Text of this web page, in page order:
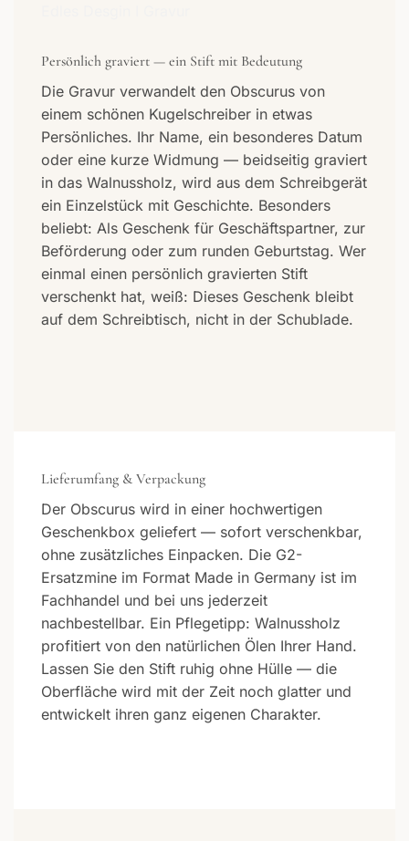
Persönlich graviert — ein Stift mit Bedeutung
Die Gravur verwandelt den Obscurus von
einem schönen Kugelschreiber in etwas
Persönliches. Ihr Name, ein besonderes Datum
oder eine kurze Widmung — beidseitig graviert
in das Walnussholz, wird aus dem Schreibgerät
ein Einzelstück mit Geschichte. Besonders
beliebt: Als Geschenk für Geschäftspartner, zur
Beförderung oder zum runden Geburtstag. Wer
einmal einen persönlich gravierten Stift
verschenkt hat, weiß: Dieses Geschenk bleibt
auf dem Schreibtisch, nicht in der Schublade.
Lieferumfang & Verpackung
Der Obscurus wird in einer hochwertigen
Geschenkbox geliefert — sofort verschenkbar,
ohne zusätzliches Einpacken. Die G2-
Ersatzmine im Format Made in Germany ist im
Fachhandel und bei uns jederzeit
nachbestellbar. Ein Pflegetipp: Walnussholz
profitiert von den natürlichen Ölen Ihrer Hand.
Lassen Sie den Stift ruhig ohne Hülle — die
Oberfläche wird mit der Zeit noch glatter und
entwickelt ihren ganz eigenen Charakter.